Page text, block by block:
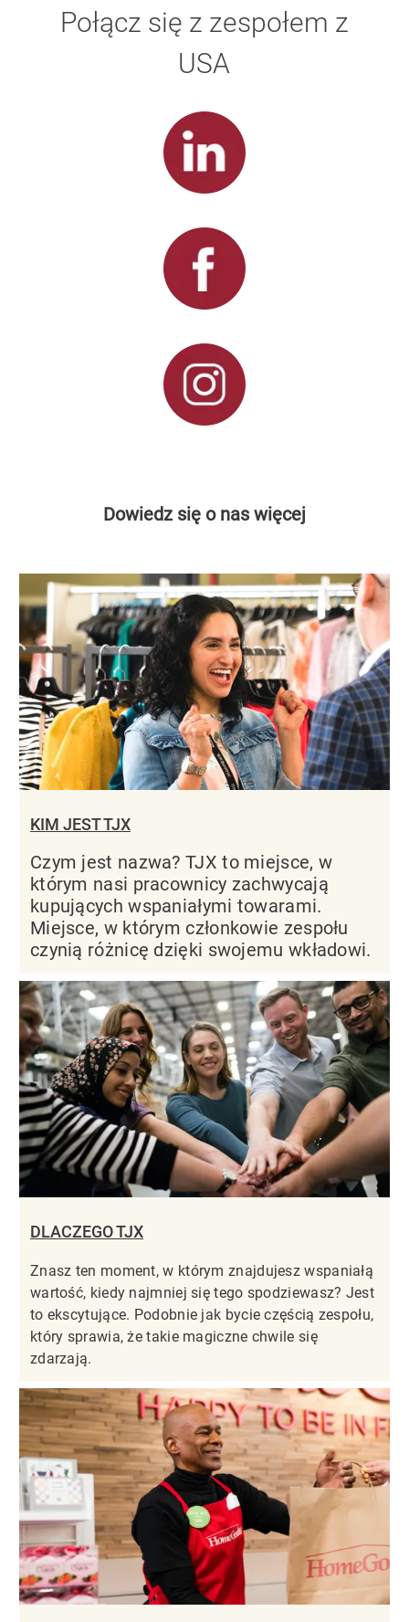
Połącz się z zespołem z
USA
Dowiedz się o nas więcej
KIM JEST TJX
Czym jest nazwa? TJX to miejsce, w
którym nasi pracownicy zachwycają
kupujących wspaniałymi towarami.
Miejsce, w którym członkowie zespołu
czynią różnicę dzięki swojemu wkładowi.
DLACZEGO TJX
Znasz ten moment, w którym znajdujesz wspaniałą
wartość, kiedy najmniej się tego spodziewasz? Jest
to ekscytujące. Podobnie jak bycie częścią zespołu,
który sprawia, że takie magiczne chwile się
zdarzają.